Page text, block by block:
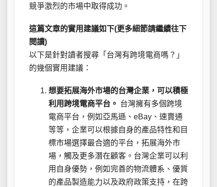
競爭激烈的市場中取得成功。
這篇文章的實用建議如下(更多細節請繼續往下
閱讀)
以下是針對讀者搜尋「台灣有跨境電商嗎？」
的幾個實用建議：
想要拓展海外市場的台灣企業，可以積極
利用跨境電商平台。 台灣擁有多個跨境
電商平台，例如亞馬遜、eBay、速賣通
等等，企業可以根據自身的產品特性和目
標市場選擇最合適的平台，拓展海外市
場，觸及更多潛在顧客。台灣企業可以利
用自身優勢，例如完善的物流體系、優質
的產品製造能力以及政府政策支持，在跨